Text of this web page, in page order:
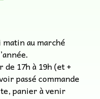
au marché
17h à 19h (et +
passé commande
panier à venir